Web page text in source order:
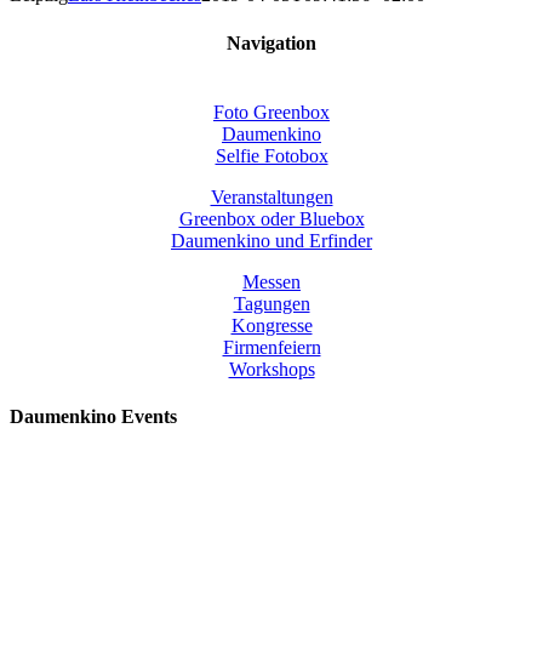
Navigation
Foto Greenbox
Daumenkino
Selfie Fotobox
Veranstaltungen
Greenbox oder Bluebox
Daumenkino und Erfinder
Messen
Tagungen
Kongresse
Firmenfeiern
Workshops
Daumenkino Events